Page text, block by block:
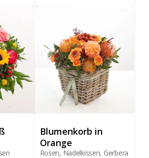
Optionen
können
auf
der
Produktseite
gewählt
werden
Blumenkorb in
Orange
Rosen, Nadelkissen, Gerbera